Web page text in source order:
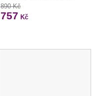
890 Kč
757 Kč